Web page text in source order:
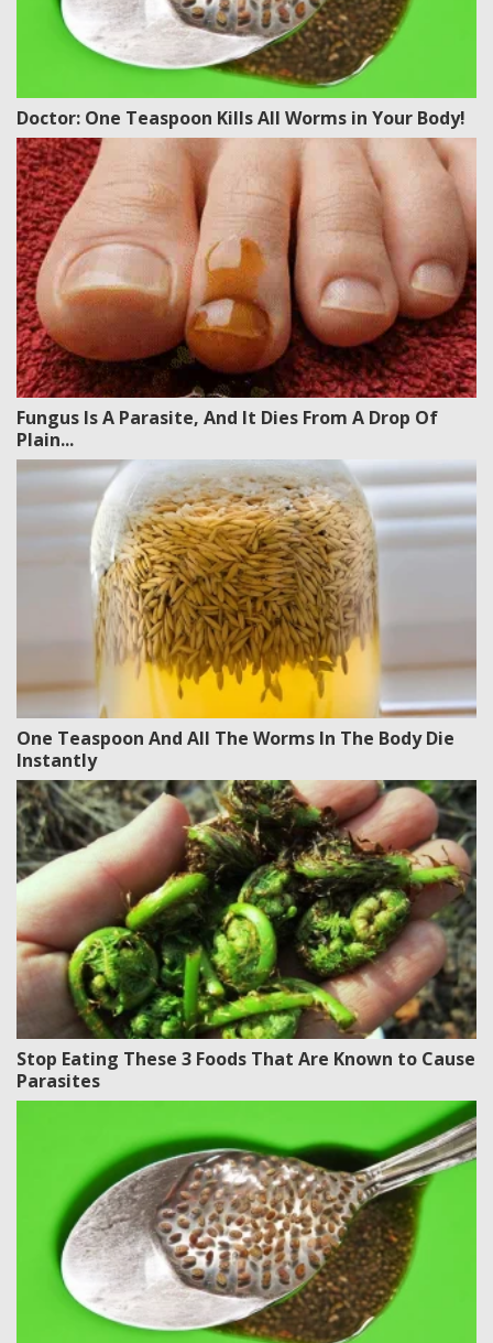
Doctor: One Teaspoon Kills All Worms in Your Body!
Fungus Is A Parasite, And It Dies From A Drop Of
Plain...
One Teaspoon And All The Worms In The Body Die
Instantly
Stop Eating These 3 Foods That Are Known to Cause
Parasites